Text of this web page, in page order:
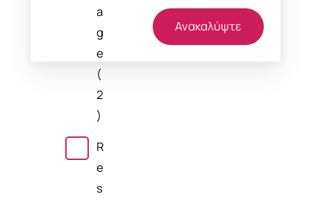
a
g
e
(
2
)
R
e
s
Ανακαλύψτε